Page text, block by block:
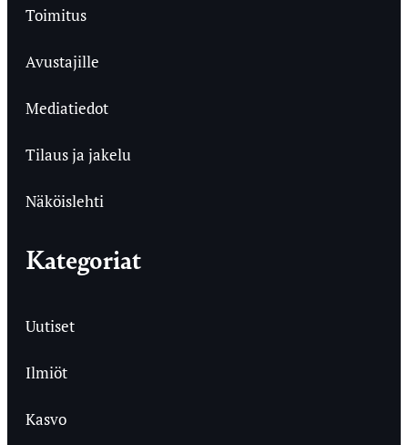
Toimitus
Avustajille
Mediatiedot
Tilaus ja jakelu
Näköislehti
Kategoriat
Uutiset
Ilmiöt
Kasvo